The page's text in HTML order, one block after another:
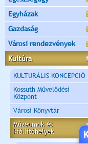
Egyházak
Gazdaság
Városi rendezvények
Kultúra
KULTURÁLIS KONCEPCIÓ
Kossuth Művelődési
Központ
Városi Könyvtár
Múzeumok és
kiállítóhelyek